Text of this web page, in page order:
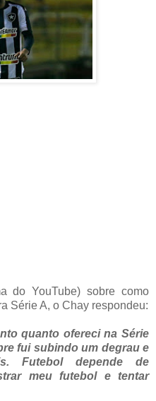
do YouTube) sobre como
Série A, o Chay respondeu:
quanto ofereci na Série
fui subindo um degrau e
Futebol depende de
meu futebol e tentar